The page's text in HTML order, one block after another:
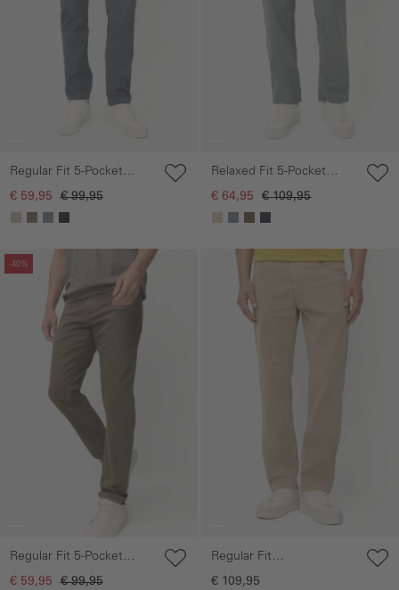
Regular Fit 5-Pocket
Broek
€ 59,95 € 99,95
Relaxed Fit 5-Pocket
Broek
€ 64,95 € 109,95
-40%
overslaan
Regular Fit 5-Pocket
Broek
€ 59,95 € 99,95
Galerie overslaan
Regular Fit
fleXXXactive©broek
€ 109,95